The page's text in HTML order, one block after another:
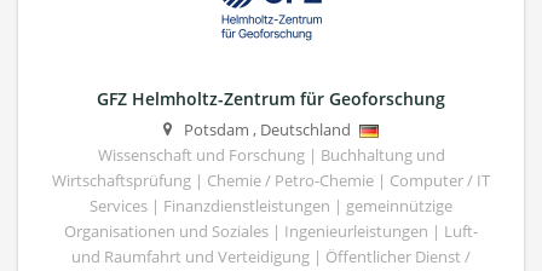
GFZ Helmholtz-Zentrum für Geoforschung
Potsdam , Deutschland
Wissenschaft und Forschung | Buchhaltung und
Wirtschaftsprüfung | Chemie / Petro-Chemie | Computer / IT
Services | Finanzdienstleistungen | gemeinnützige
Organisationen und Soziales | Ingenieurleistungen | Luft-
und Raumfahrt und Verteidigung | Öffentlicher Dienst /